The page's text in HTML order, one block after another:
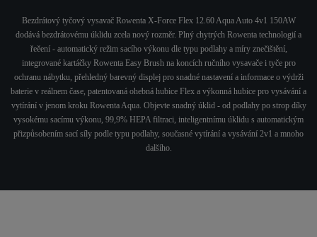
Bezdrátový tyčový vysavač Rowenta X-Force Flex 12.60 Aqua Auto 4v1 150AW
dodává bezdrátovému úklidu zcela nový rozměr. Plný chytrých Rowenta technologií a
řeěení - automatický režim sacího výkonu dle typu podlahy a míry znečištění,
integrované kartáčky Rowenta Easy Brush na koncích ručního vysavače i tyče pro
ochranu nábytku, přehledný barevný displej pro snadné nastavení a informace o výdrži
baterie v reálnem čase, patentovaná ohebná hubice Flex a výkonná hubice pro vysávání a
vytírání v jenom kroku Rowenta Aqua. Objevte snadný úklid - od podlahy po strop díky
vysokému sacímu výkonu, 99,9% HEPA filtraci, inteligentnímu úklidu s automatickým
přizpůsobením sací síly podle typu podlahy, současné vytírání a vysávání 2v1 a mnoho
dalšího.